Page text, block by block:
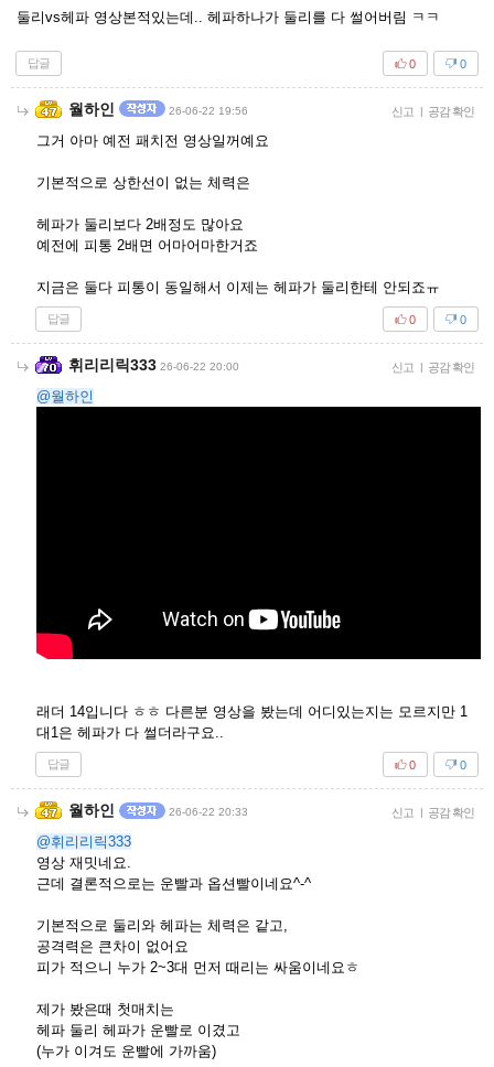
둘리vs헤파 영상본적있는데.. 헤파하나가 둘리를 다 썰어버림 ㅋㅋ
답글 0
0
월하인 26-06-22 19:56 신고 | 공감 확인
그거 아마 예전 패치전 영상일꺼예요
기본적으로 상한선이 없는 체력은
헤파가 둘리보다 2배정도 많아요
예전에 피통 2배면 어마어마한거죠
지금은 둘다 피통이 동일해서 이제는 헤파가 둘리한테 안되죠ㅠ
답글 0
0
휘리리릭333 26-06-22 20:00 신고 | 공감 확인
@월하인
래더 14입니다 ㅎㅎ 다른분 영상을 봤는데 어디있는지는 모르지만 1
대1은 헤파가 다 썰더라구요..
답글 0
0
월하인 26-06-22 20:33 신고 | 공감 확인
@휘리리릭333
영상 재밋네요.
근데 결론적으로는 운빨과 옵션빨이네요^-^
기본적으로 둘리와 헤파는 체력은 같고,
공격력은 큰차이 없어요
피가 적으니 누가 2~3대 먼저 때리는 싸움이네요ㅎ
제가 봤은때 첫매치는
헤파 둘리 헤파가 운빨로 이겼고
(누가 이겨도 운빨에 가까움)